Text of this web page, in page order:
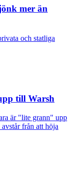
mer än
och statliga
till Warsh
är "lite grann" upp
från att höja